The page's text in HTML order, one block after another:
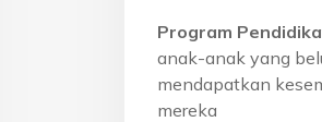
Program
anak-anak yang
mendapatkan
mereka